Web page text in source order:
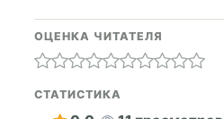
ОЦЕНКА ЧИТАТЕЛЯ
СТАТИСТИКА